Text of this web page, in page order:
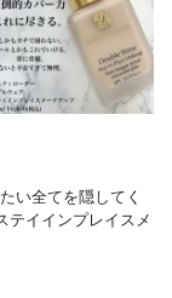
い全てを隠してく
テイインプレイスメ